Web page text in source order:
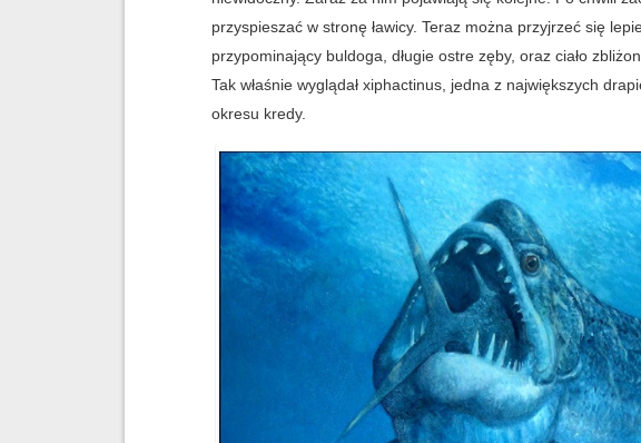
przyspieszać w stronę ławicy. Teraz można przyjrzeć się
przypominający buldoga, długie ostre zęby, oraz ciało
Tak właśnie wyglądał xiphactinus, jedna z największych
okresu kredy.